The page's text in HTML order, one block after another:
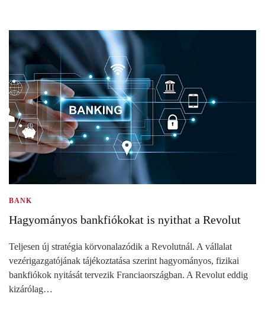
BANK
Hagyományos bankfiókokat is nyithat a Revolut
Teljesen új stratégia körvonalazódik a Revolutnál. A vállalat
vezérigazgatójának tájékoztatása szerint hagyományos, fizikai
bankfiókok nyitását tervezik Franciaországban. A Revolut eddig
kizárólag…